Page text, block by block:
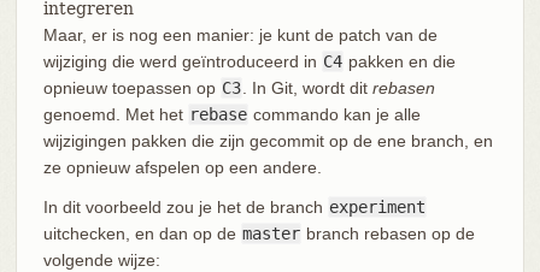
integreren
Maar, er is nog een manier: je kunt de patch van de
wijziging die werd geïntroduceerd in C4 pakken en die
opnieuw toepassen op C3 . In Git, wordt dit rebasen
genoemd. Met het rebase commando kan je alle
wijzigingen pakken die zijn gecommit op de ene branch, en
ze opnieuw afspelen op een andere.
In dit voorbeeld zou je het de branch experiment
uitchecken, en dan op de master branch rebasen op de
volgende wijze: